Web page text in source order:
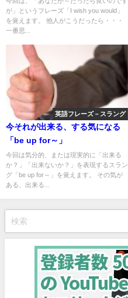
が」というフレーズ「I wish you would」
を覚えます。 他人がこうだったら・・・
一番思...
英語フレーズ－スラング
今それが出来る、する気になる
「be up for～」
今回は気分的、または現実的に「出来る
か？」「出来ないか？」を表現するスラン
グ「be up for～」を覚えます。 その気が
ある、出来る...